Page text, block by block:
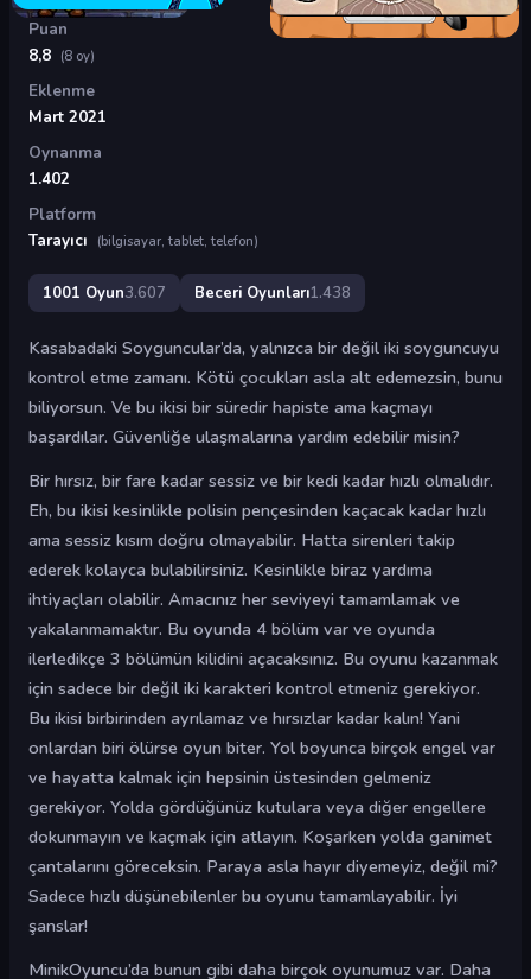
Puan
8,8 (8 oy)
Eklenme
Mart 2021
Oynanma
1.402
Platform
Tarayıcı
(bilgisayar, tablet, telefon)
1001 Oyun3.607 Beceri Oyunları1.438
Kasabadaki Soyguncular’da, yalnızca bir değil iki soyguncuyu
kontrol etme zamanı. Kötü çocukları asla alt edemezsin, bunu
biliyorsun. Ve bu ikisi bir süredir hapiste ama kaçmayı
başardılar. Güvenliğe ulaşmalarına yardım edebilir misin?
Bir hırsız, bir fare kadar sessiz ve bir kedi kadar hızlı olmalıdır.
Eh, bu ikisi kesinlikle polisin pençesinden kaçacak kadar hızlı
ama sessiz kısım doğru olmayabilir. Hatta sirenleri takip
ederek kolayca bulabilirsiniz. Kesinlikle biraz yardıma
ihtiyaçları olabilir. Amacınız her seviyeyi tamamlamak ve
yakalanmamaktır. Bu oyunda 4 bölüm var ve oyunda
ilerledikçe 3 bölümün kilidini açacaksınız. Bu oyunu kazanmak
için sadece bir değil iki karakteri kontrol etmeniz gerekiyor.
Bu ikisi birbirinden ayrılamaz ve hırsızlar kadar kalın! Yani
onlardan biri ölürse oyun biter. Yol boyunca birçok engel var
ve hayatta kalmak için hepsinin üstesinden gelmeniz
gerekiyor. Yolda gördüğünüz kutulara veya diğer engellere
dokunmayın ve kaçmak için atlayın. Koşarken yolda ganimet
çantalarını göreceksin. Paraya asla hayır diyemeyiz, değil mi?
Sadece hızlı düşünebilenler bu oyunu tamamlayabilir. İyi
şanslar!
MinikOyuncu’da bunun gibi daha birçok oyunumuz var. Daha